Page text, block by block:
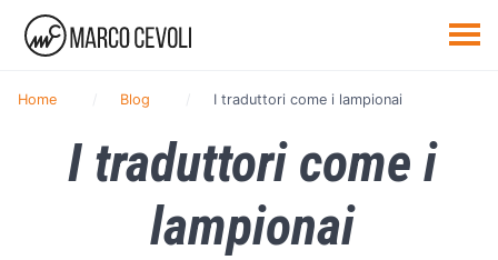
Home Blog I traduttori come i lampionai
I traduttori come i
lampionai